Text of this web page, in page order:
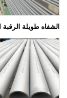
الشفاه طويلة